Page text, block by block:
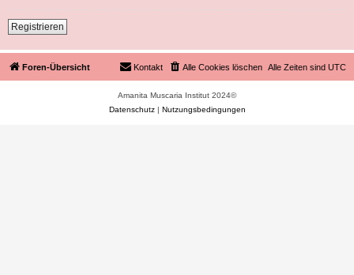
Registrieren
Foren-Übersicht Alle Zeiten sind UTC
Alle Cookies löschen
Kontakt
Amanita Muscaria Institut 2024©
Datenschutz| Nutzungsbedingungen